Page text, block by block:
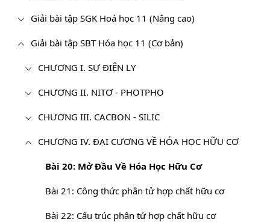
Giải bài tập SGK Hoá học 11 (Nâng cao)
Giải bài tập SBT Hóa học 11 (Cơ bản)
CHƯƠNG I. SỰ ĐIỆN LY
CHƯƠNG II. NITƠ - PHOTPHO
CHƯƠNG III. CACBON - SILIC
CHƯƠNG IV. ĐẠI CƯƠNG VỀ HÓA HỌC HỮU CƠ
Bài 20: Mở Đầu Về Hóa Học Hữu Cơ
Bài 21: Công thức phân tử hợp chất hữu cơ
Bài 22: Cấu trúc phân tử hợp chất hữu cơ